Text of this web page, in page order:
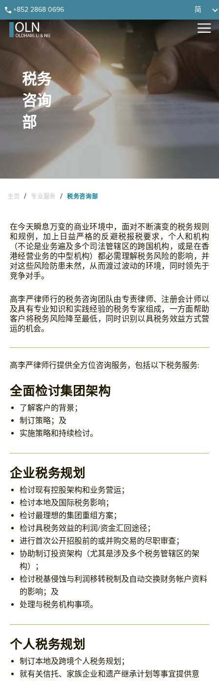
Skip
to
primary
Skip
to
main
Skip
to
primary
Skip
to
footer
+852 2868 0696 简
税务
咨询
部
主页 / 专业服务 / 税务咨询部
在今天瞬息万变的商业环境中，面对不断演变的税务规则
和规例，加上日益严格的反避税报税要求，个人和机构
（不论是业务遍及多个司法管辖区的跨国机构，或是在香
港经营业务的中型机构）都必需理解税务风险的影响，并
对这些风险防患未然，从而渡过波动的环境，同时领先于
竞争对手。
高李严律师行的税务咨询团队由专责律师、注册会计师以
及具有专业知识和实践经验的税务专家组成，一方面帮助
客户将税务风险降至最低，同时识别以具税务效益方式营
运的机会。
高李严律师行提供全方位咨询服务，包括以下税务服务:
全面检讨集团架构
了解客户的背景；
制订策略；及
实施策略和持续检讨。
企业税务规划
检讨现有控股架构和业务营运；
检讨本地及国际税务影响；
检讨最理想的集团重组方案；
检讨具税务效益的利润/资金汇回途径；
进行首次公开招股前的或并购交易的尽职审查；
协助制订投资架构（尤其是涉及多个税务管辖区的架
构）；
检讨税基侵蚀与利润移转税制及自动交换财务帐户资料
的影响；及
处理与税务机构事项。
个人税务规划
制订本地及跨境个人税务规划；
就有关信托、家族企业和遗产继承计划等事宜提供意